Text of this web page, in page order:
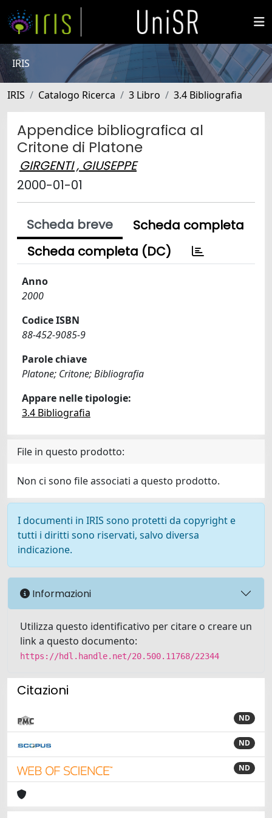
IRIS
IRIS Catalogo Ricerca 3 Libro 3.4 Bibliografia
Appendice bibliografica al
Critone di Platone
GIRGENTI , GIUSEPPE
2000-01-01
Scheda breve
Scheda completa
Scheda completa (DC)
Anno
2000
Codice ISBN
88-452-9085-9
Parole chiave
Platone; Critone; Bibliografia
Appare nelle tipologie:
3.4 Bibliografia
File in questo prodotto:
Non ci sono file associati a questo prodotto.
I documenti in IRIS sono protetti da copyright e
tutti i diritti sono riservati, salvo diversa
indicazione.
Informazioni
Utilizza questo identificativo per citare o creare un
link a questo documento:
https://hdl.handle.net/20.500.11768/22344
Citazioni
ND
ND
ND